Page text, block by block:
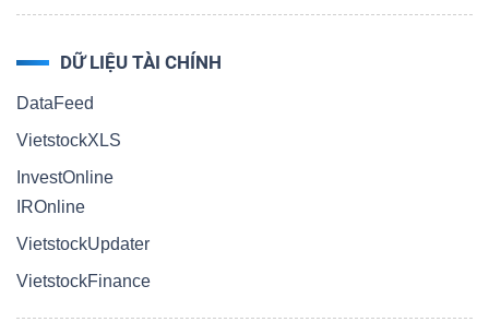
DỮ LIỆU TÀI CHÍNH
DataFeed
VietstockXLS
InvestOnline
IROnline
VietstockUpdater
VietstockFinance